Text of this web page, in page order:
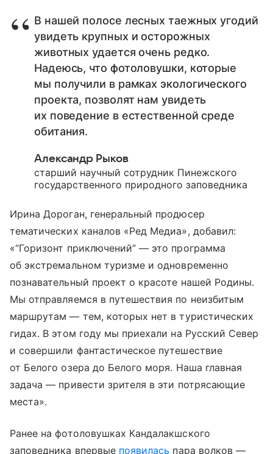
В нашей полосе лесных таежных угодий
увидеть крупных и осторожных
животных удается очень редко.
Надеюсь, что фотоловушки, которые
мы получили в рамках экологического
проекта, позволят нам увидеть
их поведение в естественной среде
обитания.
Александр Рыков
старший научный сотрудник Пинежского
государственного природного заповедника
Ирина Дороган, генеральный продюсер
тематических каналов «Ред Медиа», добавил:
«“Горизонт приключений” — это программа
об экстремальном туризме и одновременно
познавательный проект о красоте нашей Родины.
Мы отправляемся в путешествия по неизбитым
маршрутам — тем, которых нет в туристических
гидах. В этом году мы приехали на Русский Север
и совершили фантастическое путешествие
от Белого озера до Белого моря. Наша главная
задача — привести зрителя в эти потрясающие
места».
Ранее на фотоловушках Кандалакшского
заповедника впервые появилась пара волков —